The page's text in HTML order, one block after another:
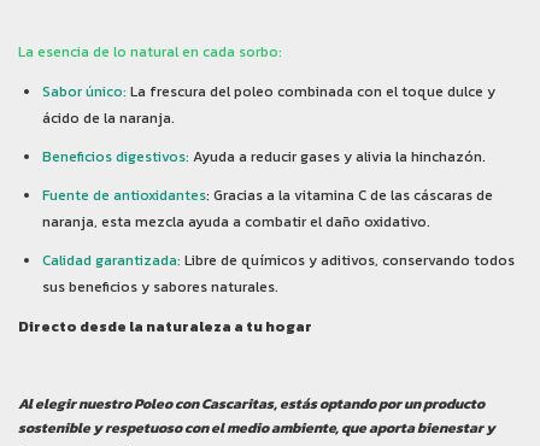
La esencia de lo natural en cada sorbo:
Sabor único: La frescura del poleo combinada con el toque dulce y
ácido de la naranja.
Beneficios digestivos: Ayuda a reducir gases y alivia la hinchazón.
Fuente de antioxidantes: Gracias a la vitamina C de las cáscaras de
naranja, esta mezcla ayuda a combatir el daño oxidativo.
Calidad garantizada: Libre de químicos y aditivos, conservando todos
sus beneficios y sabores naturales.
Directo desde la naturaleza a tu hogar
Al elegir nuestro Poleo con Cascaritas, estás optando por un producto
sostenible y respetuoso con el medio ambiente, que aporta bienestar y